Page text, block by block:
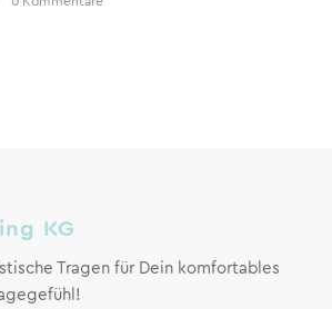
KG
Tragen für Dein komfortables